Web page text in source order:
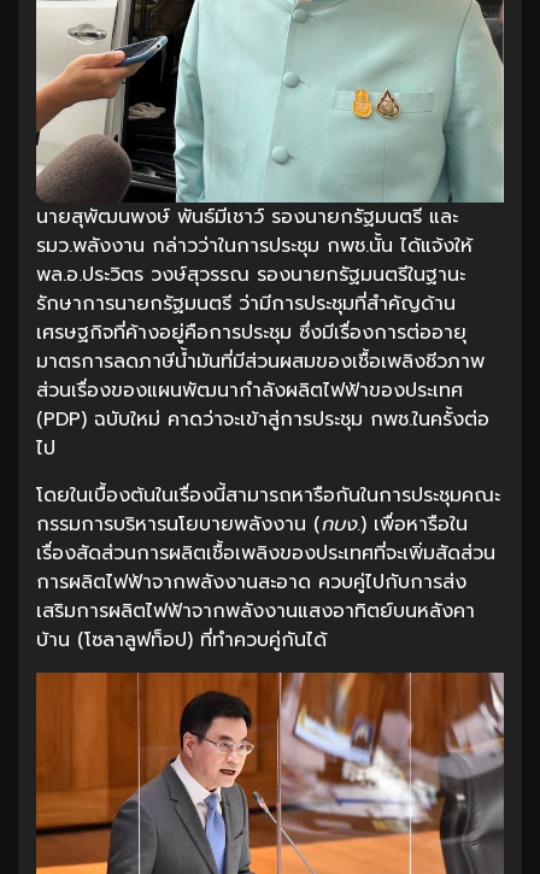
นายสุพัฒนพงษ์ พันธ์มีเชาว์ รองนายกรัฐมนตรี และ
รมว.พลังงาน กล่าวว่าในการประชุม กพช.นั้น ได้แจ้งให้
พล.อ.ประวิตร วงษ์สุวรรณ รองนายกรัฐมนตรีในฐานะ
รักษาการนายกรัฐมนตรี ว่ามีการประชุมที่สำคัญด้าน
เศรษฐกิจที่ค้างอยู่คือการประชุม ซึ่งมีเรื่องการต่ออายุ
มาตรการลดภาษีน้ำมันที่มีส่วนผสมของเชื้อเพลิงชีวภาพ
ส่วนเรื่องของแผนพัฒนากำลังผลิตไฟฟ้าของประเทศ
(PDP) ฉบับใหม่ คาดว่าจะเข้าสู่การประชุม กพช.ในครั้งต่อ
ไป
โดยในเบื้องต้นในเรื่องนี้สามารถหารือกันในการประชุมคณะ
กรรมการบริหารนโยบายพลังงาน (กบง.) เพื่อหารือใน
เรื่องสัดส่วนการผลิตเชื้อเพลิงของประเทศที่จะเพิ่มสัดส่วน
การผลิตไฟฟ้าจากพลังงานสะอาด ควบคู่ไปกับการส่ง
เสริมการผลิตไฟฟ้าจากพลังงานแสงอาทิตย์บนหลังคา
บ้าน (โซลาลูฟท็อป) ที่ทำควบคู่กันได้